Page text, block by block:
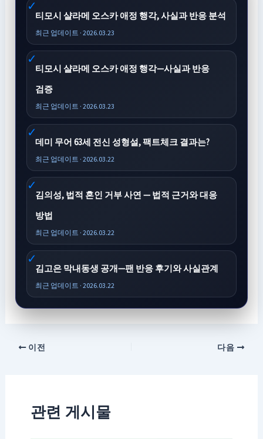
티모시 샬라메 오스카 애정 행각, 사실과 반응 분석
최근 업데이트 · 2026.03.23
티모시 샬라메 오스카 애정 행각—사실과 반응
검증
최근 업데이트 · 2026.03.23
데미 무어 63세 전신 성형설, 팩트체크 결과는?
최근 업데이트 · 2026.03.22
김의성, 법적 혼인 거부 사연 — 법적 근거와 대응
방법
최근 업데이트 · 2026.03.22
김고은 막내동생 공개—팬 반응 후기와 사실관계
최근 업데이트 · 2026.03.22
이전 다음
관련 게시물